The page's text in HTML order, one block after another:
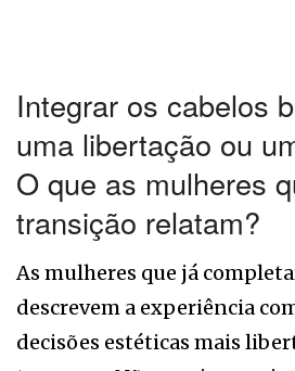
Integrar os cabelos
uma libertação ou
O que as mulheres
transição relatam?
As mulheres que já
descrevem a experiência
decisões estéticas mais